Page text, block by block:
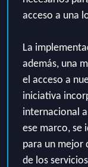
acceso a una
La
además, una
el acceso a
iniciativa
internacional
ese marco, se
para un mejor
de los